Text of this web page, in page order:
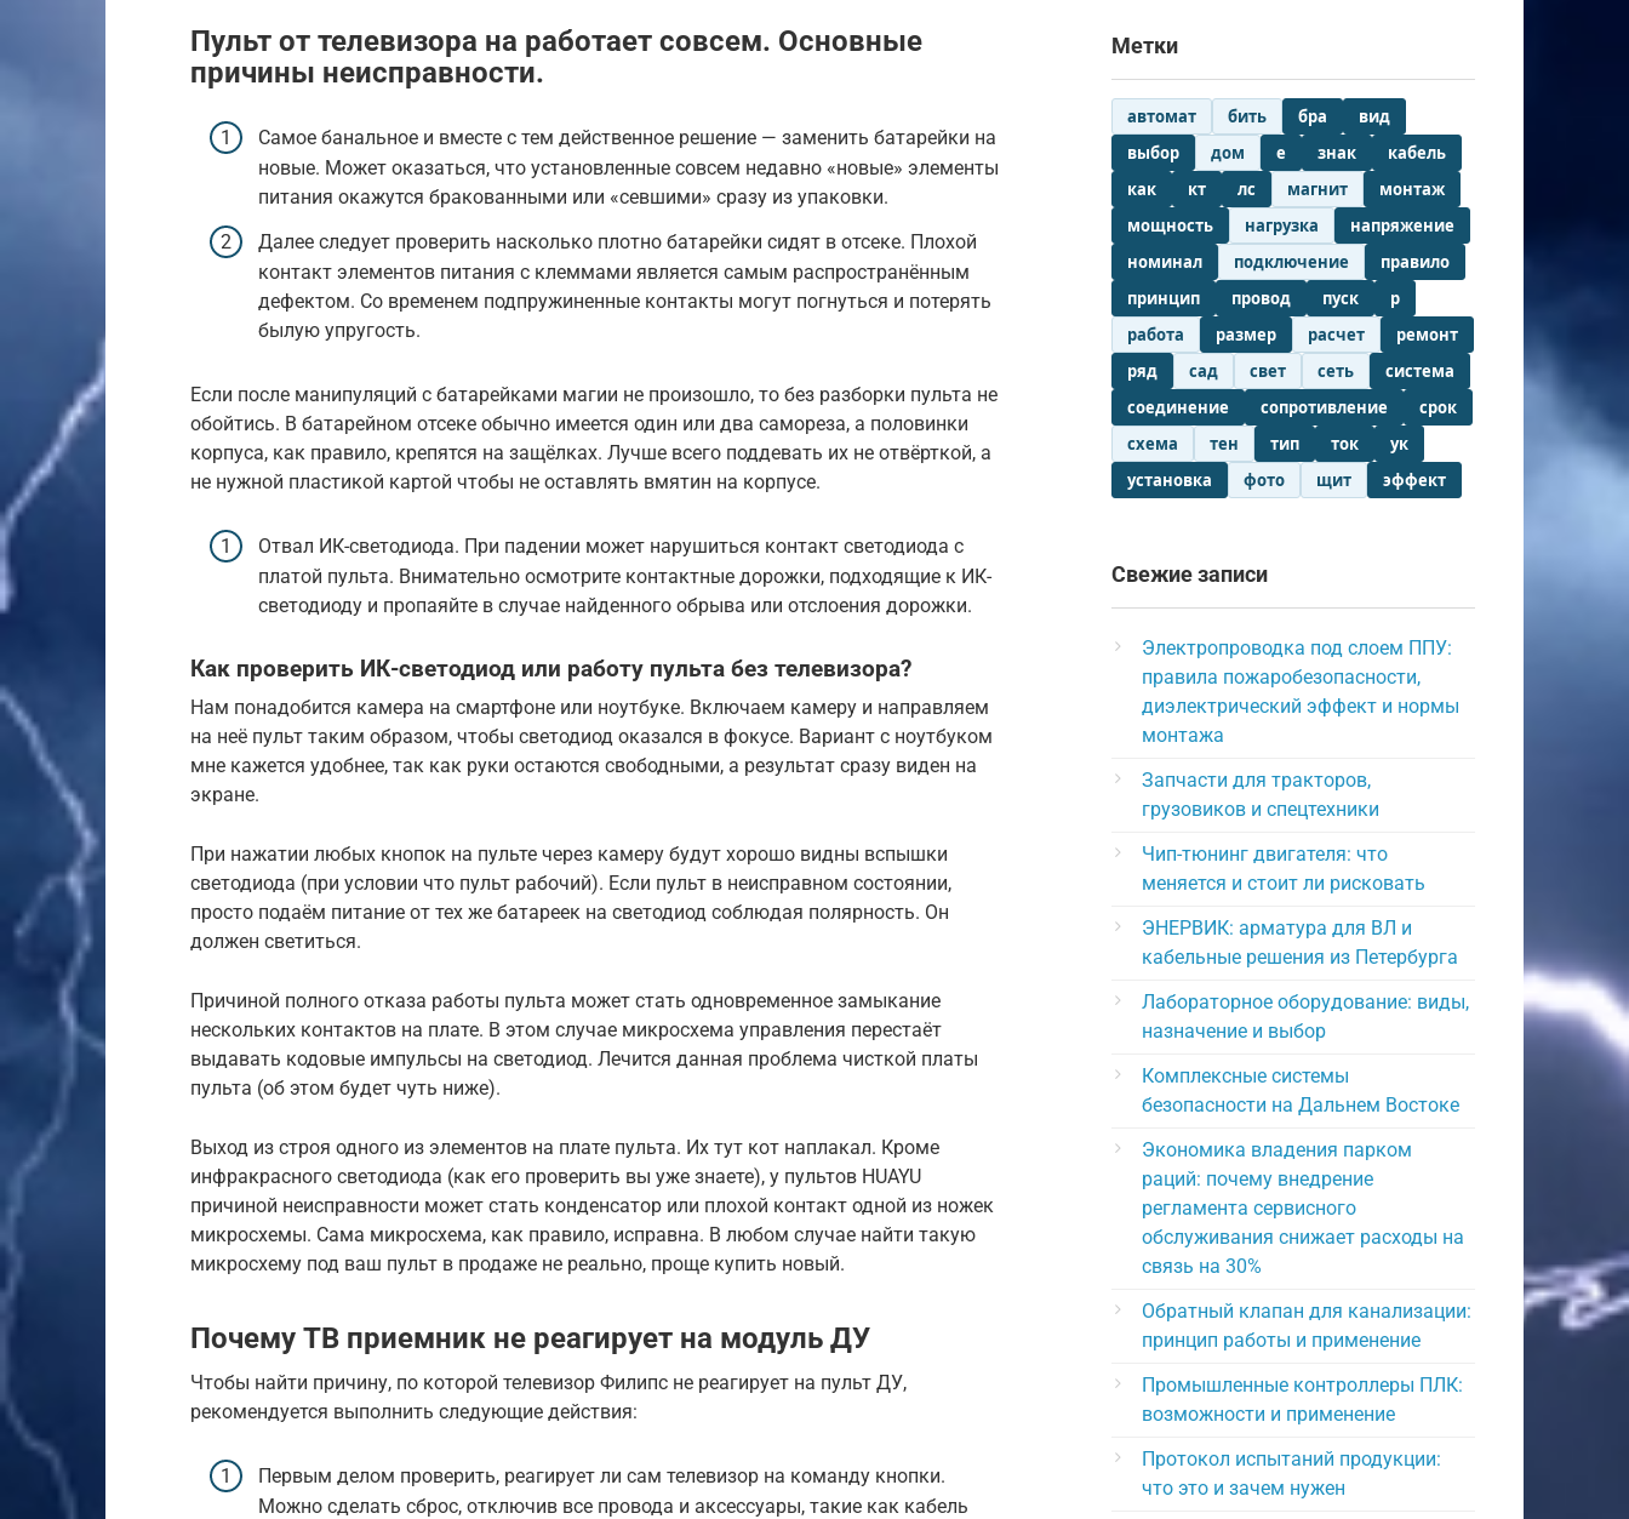
Пульт от телевизора на работает совсем. Основные
причины неисправности.
Самое банальное и вместе с тем действенное решение — заменить батарейки на
новые. Может оказаться, что установленные совсем недавно «новые» элементы
питания окажутся бракованными или «севшими» сразу из упаковки.
Далее следует проверить насколько плотно батарейки сидят в отсеке. Плохой
контакт элементов питания с клеммами является самым распространённым
дефектом. Со временем подпружиненные контакты могут погнуться и потерять
былую упругость.
Если после манипуляций с батарейками магии не произошло, то без разборки пульта не
обойтись. В батарейном отсеке обычно имеется один или два самореза, а половинки
корпуса, как правило, крепятся на защёлках. Лучше всего поддевать их не отвёрткой, а
не нужной пластикой картой чтобы не оставлять вмятин на корпусе.
Отвал ИК-светодиода. При падении может нарушиться контакт светодиода с
платой пульта. Внимательно осмотрите контактные дорожки, подходящие к ИК-
светодиоду и пропаяйте в случае найденного обрыва или отслоения дорожки.
Как проверить ИК-светодиод или работу пульта без телевизора?
Нам понадобится камера на смартфоне или ноутбуке. Включаем камеру и направляем
на неё пульт таким образом, чтобы светодиод оказался в фокусе. Вариант с ноутбуком
мне кажется удобнее, так как руки остаются свободными, а результат сразу виден на
экране.
При нажатии любых кнопок на пульте через камеру будут хорошо видны вспышки
светодиода (при условии что пульт рабочий). Если пульт в неисправном состоянии,
просто подаём питание от тех же батареек на светодиод соблюдая полярность. Он
должен светиться.
Причиной полного отказа работы пульта может стать одновременное замыкание
нескольких контактов на плате. В этом случае микросхема управления перестаёт
выдавать кодовые импульсы на светодиод. Лечится данная проблема чисткой платы
пульта (об этом будет чуть ниже).
Выход из строя одного из элементов на плате пульта. Их тут кот наплакал. Кроме
инфракрасного светодиода (как его проверить вы уже знаете), у пультов HUAYU
причиной неисправности может стать конденсатор или плохой контакт одной из ножек
микросхемы. Сама микросхема, как правило, исправна. В любом случае найти такую
микросхему под ваш пульт в продаже не реально, проще купить новый.
Почему ТВ приемник не реагирует на модуль ДУ
Чтобы найти причину, по которой телевизор Филипс не реагирует на пульт ДУ,
рекомендуется выполнить следующие действия:
Первым делом проверить, реагирует ли сам телевизор на команду кнопки.
Можно сделать сброс, отключив все провода и аксессуары, такие как кабель
Метки
автомат бить бра
вид
выбор
дом е знак
кабель
как
кт лс магнит
монтаж
мощность
нагрузка
напряжение
номинал
подключение
правило
принцип
провод пуск
р
работа
размер расчет
ремонт
ряд
сад свет сеть
система
соединение
сопротивление
срок
схема
тен тип ток
ук
установка
фото щит эффект
Свежие записи
Электропроводка под слоем ППУ:
правила пожаробезопасности,
диэлектрический эффект и нормы
монтажа
Запчасти для тракторов,
грузовиков и спецтехники
Чип-тюнинг двигателя: что
меняется и стоит ли рисковать
ЭНЕРВИК: арматура для ВЛ и
кабельные решения из Петербурга
Лабораторное оборудование: виды,
назначение и выбор
Комплексные системы
безопасности на Дальнем Востоке
Экономика владения парком
раций: почему внедрение
регламента сервисного
обслуживания снижает расходы на
связь на 30%
Обратный клапан для канализации:
принцип работы и применение
Промышленные контроллеры ПЛК:
возможности и применение
Протокол испытаний продукции:
что это и зачем нужен